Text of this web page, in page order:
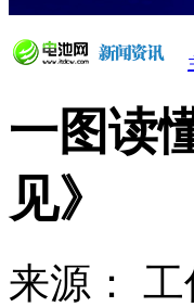
一图读
见》
来源： 工